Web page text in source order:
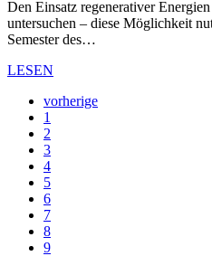
Den Einsatz regenerativer
untersuchen – diese Möglichkeit
Semester des…
LESEN
vorherige
1
2
3
4
5
6
7
8
9